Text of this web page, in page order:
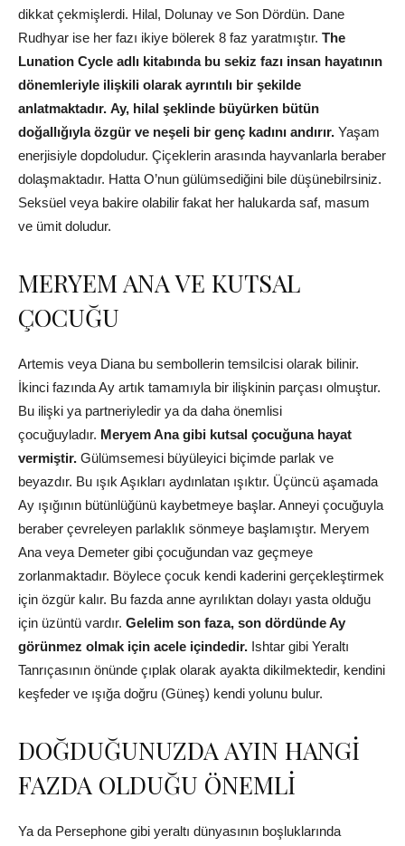
dikkat çekmişlerdi. Hilal, Dolunay ve Son Dördün. Dane
Rudhyar ise her fazı ikiye bölerek 8 faz yaratmıştır. The
Lunation Cycle adlı kitabında bu sekiz fazı insan hayatının
dönemleriyle ilişkili olarak ayrıntılı bir şekilde
anlatmaktadır. Ay, hilal şeklinde büyürken bütün
doğallığıyla özgür ve neşeli bir genç kadını andırır. Yaşam
enerjisiyle dopdoludur. Çiçeklerin arasında hayvanlarla beraber
dolaşmaktadır. Hatta O’nun gülümsediğini bile düşünebilrsiniz.
Seksüel veya bakire olabilir fakat her halukarda saf, masum
ve ümit doludur.
MERYEM ANA VE KUTSAL
ÇOCUĞU
Artemis veya Diana bu sembollerin temsilcisi olarak bilinir.
İkinci fazında Ay artık tamamıyla bir ilişkinin parçası olmuştur.
Bu ilişki ya partneriyledir ya da daha önemlisi
çocuğuyladır. Meryem Ana gibi kutsal çocuğuna hayat
vermiştir. Gülümsemesi büyüleyici biçimde parlak ve
beyazdır. Bu ışık Aşıkları aydınlatan ışıktır. Üçüncü aşamada
Ay ışığının bütünlüğünü kaybetmeye başlar. Anneyi çocuğuyla
beraber çevreleyen parlaklık sönmeye başlamıştır. Meryem
Ana veya Demeter gibi çocuğundan vaz geçmeye
zorlanmaktadır. Böylece çocuk kendi kaderini gerçekleştirmek
için özgür kalır. Bu fazda anne ayrılıktan dolayı yasta olduğu
için üzüntü vardır. Gelelim son faza, son dördünde Ay
görünmez olmak için acele içindedir. Ishtar gibi Yeraltı
Tanrıçasının önünde çıplak olarak ayakta dikilmektedir, kendini
keşfeder ve ışığa doğru (Güneş) kendi yolunu bulur.
DOĞDUĞUNUZDA AYIN HANGİ
FAZDA OLDUĞU ÖNEMLİ
Ya da Persephone gibi yeraltı dünyasının boşluklarında